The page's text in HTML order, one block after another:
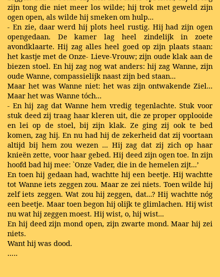
zijn tong die niet meer los wilde; hij trok met geweld zijn
ogen open, als wilde hij smeken om hulp...
- En zie, daar werd hij plots heel rustig. Hij had zijn ogen
opengedaan. De kamer lag heel zindelijk in zoete
avondklaarte. Hij zag alles heel goed op zijn plaats staan:
het kastje met de Onze- Lieve-Vrouw; zijn oude klak aan de
biezen stoel. En hij zag nog wat anders: hij zag Wanne, zijn
oude Wanne, compassielijk naast zijn bed staan...
Maar het was Wanne niet: het was zijn ontwakende Ziel...
Maar het was Wanne tóch...
- En hij zag dat Wanne hem vredig tegenlachte. Stuk voor
stuk deed zij traag haar kleren uit, die ze proper opplooide
en lei op de stoel, bij zijn klak. Ze ging zij ook te bed
komen, zag hij. En nu had hij de zekerheid dat zij voortaan
altijd bij hem zou wezen ... Hij zag dat zij zich op haar
knieën zette, voor haar gebed. Hij deed zijn ogen toe. In zijn
hoofd bad hij mee: `Onze Vader, die in de hemelen zijt...’
En toen hij gedaan had, wachtte hij een beetje. Hij wachtte
tot Wanne iets zeggen zou. Maar ze zei niets. Toen wilde hij
zelf iets zeggen. Wat zou hij zeggen, dat...? Hij wachtte nóg
een beetje. Maar toen begon hij olijk te glimlachen. Hij wist
nu wat hij zeggen moest. Hij wist, o, hij wist...
En hij deed zijn mond open, zijn zwarte mond. Maar hij zei
niets.
Want hij was dood.
…..